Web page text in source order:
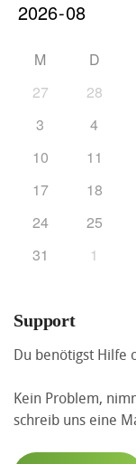
M D
27
28
3
4
10
11
17
18
24
25
31
1
Support
Du benötigst Hilfe
Kein Problem,
schreib uns eine